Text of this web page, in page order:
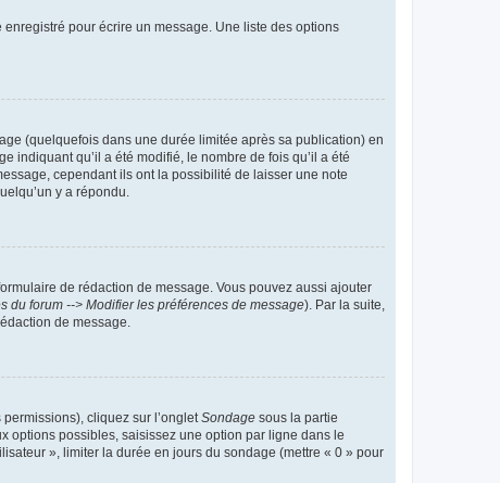
pour écrire un message. Une liste des options
(quelquefois dans une durée limitée après sa publication) en
indiquant qu’il a été modifié, le nombre de fois qu’il a été
cependant ils ont la possibilité de laisser une note
y a répondu.
de rédaction de message. Vous pouvez aussi ajouter
du forum --> Modifier les préférences de message). Par la suite,
de message.
cliquez sur l’onglet Sondage sous la partie
options possibles, saisissez une option par ligne dans le
», limiter la durée en jours du sondage (mettre « 0 » pour